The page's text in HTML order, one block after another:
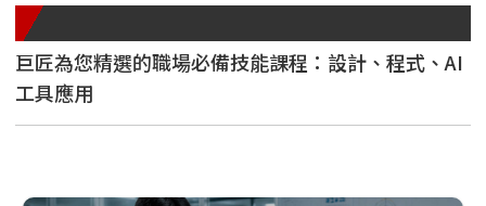
精選好課程
巨匠為您精選的職場必備技能課程：設計、程式、AI
工具應用